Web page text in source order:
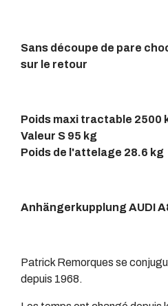
Sans découpe de pare
sur le retour
Poids maxi tractable 2500
Valeur S 95 kg
Poids de l'attelage 28.6 kg
Anhängerkupplung AUDI
Patrick Remorques se
depuis 1968.